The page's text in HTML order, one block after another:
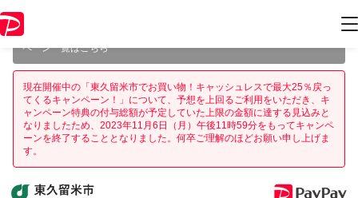
ジ内の情報はキャンペーン終了時点のものになります。
ペーン一覧はこちら
現在開催中の「東久留米市でお買い物！キャッシュレスで最大25％戻っ
てくるキャンペーン！」について、予想を上回るご利用をいただき、キ
ャンペーン特典の付与総額が予定していた上限の金額に達する見込みと
なりましたため、2023年11月6日（月）午後11時59分をもってキャンペ
ーンを終了することとなりました。何卒ご理解のほどお願い申し上げま
す。